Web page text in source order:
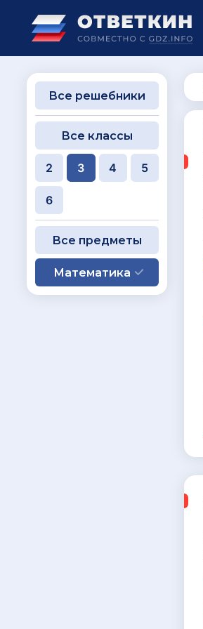
Все решебники
Все классы
2 3 4 5
6
Все предметы
Математика